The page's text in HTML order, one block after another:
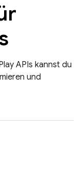
APIs kannst du
und